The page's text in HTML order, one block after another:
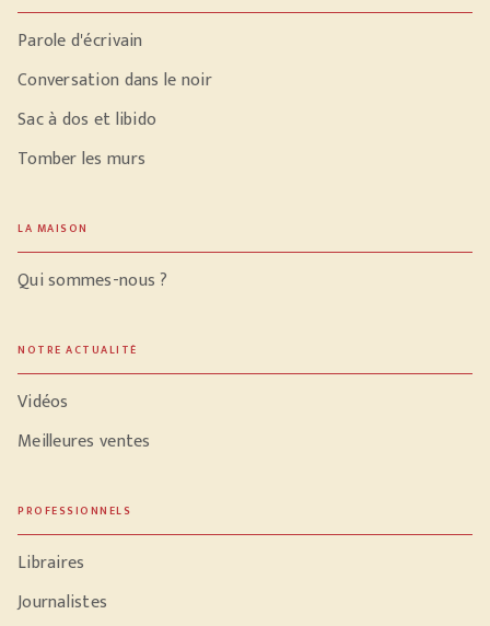
Parole d'écrivain
Conversation dans le noir
Sac à dos et libido
Tomber les murs
LA MAISON
Qui sommes-nous ?
NOTRE ACTUALITÉ
Vidéos
Meilleures ventes
PROFESSIONNELS
Libraires
Journalistes